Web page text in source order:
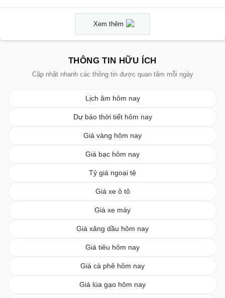
Xem thêm
THÔNG TIN HỮU ÍCH
Cập nhật nhanh các thông tin được quan tâm mỗi ngày
Lịch âm hôm nay
Dự báo thời tiết hôm nay
Giá vàng hôm nay
Giá bạc hôm nay
Tỷ giá ngoại tệ
Giá xe ô tô
Giá xe máy
Giá xăng dầu hôm nay
Giá tiêu hôm nay
Giá cà phê hôm nay
Giá lúa gạo hôm nay